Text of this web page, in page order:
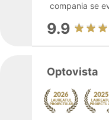
compania se
9.9
Optovista